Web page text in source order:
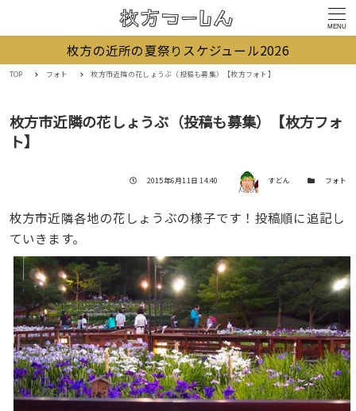
MENU
枚方の近所の夏祭りスケジュール2026
TOP フォト 枚方市近隣の花しょうぶ（投稿も募集）【枚方フォト】
枚方市近隣の花しょうぶ（投稿も募集）【枚方フォ
ト】
投稿日
2015年6月11日 14:40 著者 すどん カテゴリー
フォト
枚方市近隣各地の花しょうぶの様子です！投稿順に追記し
ていきます。